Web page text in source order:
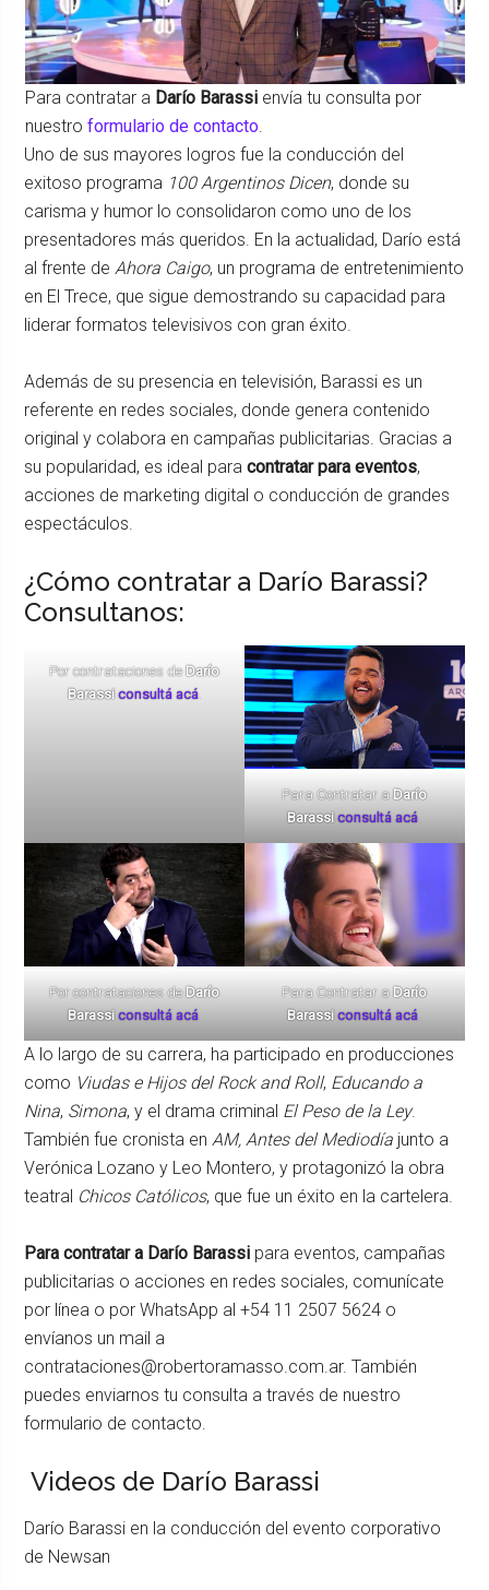
Para contratar a Darío Barassienvía tu consulta por
nuestro formulario de contacto.
Uno de sus mayores logros fue la conducción del
exitoso programa 100 Argentinos Dicen, donde su
carisma y humor lo consolidaron como uno de los
presentadores más queridos. En la actualidad, Darío está
al frente deAhora Caigo, un programa de entretenimiento
en El Trece, que sigue demostrando su capacidad para
liderar formatos televisivos con gran éxito.
Además de su presencia en televisión, Barassi es un
referente en redes sociales, donde genera contenido
original y colabora en campañas publicitarias. Gracias a
su popularidad, es ideal paracontratar para eventos,
acciones de marketing digital o conducción de grandes
espectáculos.
¿Cómo contratar a Darío Barassi?
Consultanos:
Por contrataciones de Darío
Barassi consultá acá.
Para Contratar a Darío
Barassi consultá acá
Por contrataciones de Darío
Barassi consultá acá.
Para Contratar a Darío
Barassi consultá acá
A lo largo de su carrera, ha participado en producciones
como Viudas e Hijos del Rock and Roll, Educando a
Nina, Simona, y el drama criminal El Peso de la Ley.
También fue cronista en AM, Antes del Mediodía junto a
Verónica Lozano y Leo Montero, y protagonizó la obra
teatral Chicos Católicos, que fue un éxito en la cartelera.
Para contratar a Darío Barassi para eventos, campañas
publicitarias o acciones en redes sociales, comunícate
por línea o por WhatsApp al +54 11 2507 5624 o
envíanos un mail a
contrataciones@robertoramasso.com.ar. También
puedes enviarnos tu consulta a través de nuestro
formulario de contacto.
Videos de Darío Barassi
Darío Barassi en la conducción del evento corporativo
de Newsan